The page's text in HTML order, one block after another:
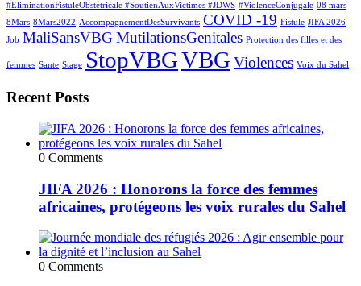
#EliminationFistuleObstétricale #SoutienAuxVictimes #JDWS #ViolenceConjugale 08 mars
8Mars 8Mars2022 AccompagnementDesSurvivants COVID -19 Fistule JIFA 2026
Job MaliSansVBG MutilationsGenitales Protection des filles et des
femmes Sante Stage StopVBGVBG Violences Voix du Sahel
Recent Posts
0 Comments
JIFA 2026 : Honorons la force des femmes
africaines, protégeons les voix rurales du Sahel
0 Comments